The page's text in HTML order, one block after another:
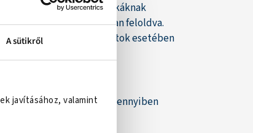
A sütikről
javításához, valamint
kutyáknak és macskáknak
szőlőmagolajban feloldva.
tartósítószert, így állatok esetében
támogatására, amennyiben